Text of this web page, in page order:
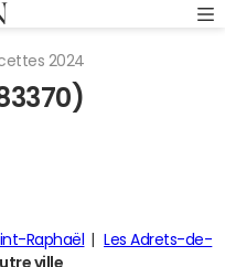
2024
Raphaël
Les Adrets-de-
ville